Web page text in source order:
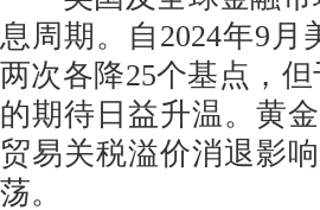
息周期。自2024年9
两次各降25个基点，
的期待日益升温。黄
贸易关税溢价消退影
荡。